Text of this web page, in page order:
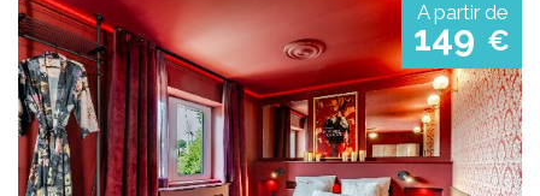
A partir de
149 €